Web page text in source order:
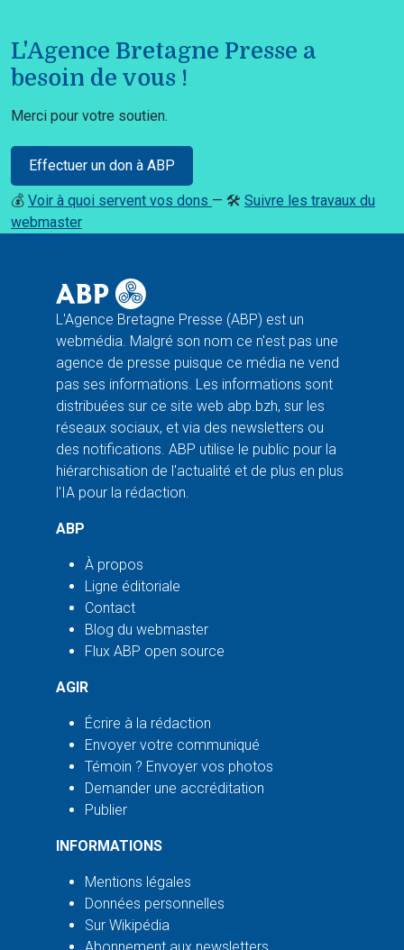
L'Agence Bretagne Presse a
besoin de vous !
Merci pour votre soutien.
Effectuer un don à ABP
💰 Voir à quoi servent vos dons — 🛠️ Suivre les travaux du
webmaster
L'Agence Bretagne Presse (ABP) est un
webmédia. Malgré son nom ce n'est pas une
agence de presse puisque ce média ne vend
pas ses informations. Les informations sont
distribuées sur ce site web abp.bzh, sur les
réseaux sociaux, et via des newsletters ou
des notifications. ABP utilise le public pour la
hiérarchisation de l'actualité et de plus en plus
l'IA pour la rédaction.
ABP
À propos
Ligne éditoriale
Contact
Blog du webmaster
Flux ABP open source
AGIR
Écrire à la rédaction
Envoyer votre communiqué
Témoin ? Envoyer vos photos
Demander une accréditation
Publier
INFORMATIONS
Mentions légales
Données personnelles
Sur Wikipédia